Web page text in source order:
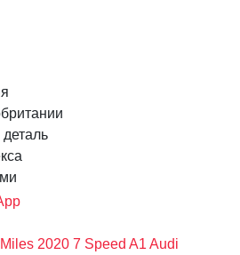
2020 7 Speed A1 Audi